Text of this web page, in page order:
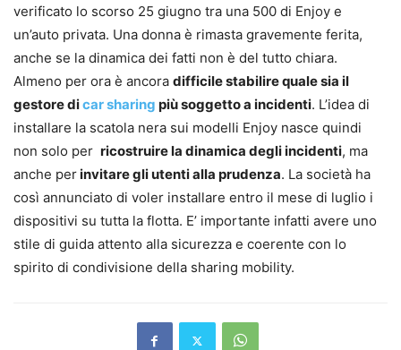
verificato lo scorso 25 giugno tra una 500 di Enjoy e
un’auto privata. Una donna è rimasta gravemente ferita,
anche se la dinamica dei fatti non è del tutto chiara.
Almeno per ora è ancora difficile stabilire quale sia il
gestore dicar sharing più soggetto a incidenti. L’idea di
installare la scatola nera sui modelli Enjoy nasce quindi
non solo per ricostruire la dinamica degli incidenti, ma
anche perinvitare gli utenti alla prudenza. La società ha
così annunciato di voler installare entro il mese di luglio i
dispositivi su tutta la flotta. E’ importante infatti avere uno
stile di guida attento alla sicurezza e coerente con lo
spirito di condivisione della sharing mobility.